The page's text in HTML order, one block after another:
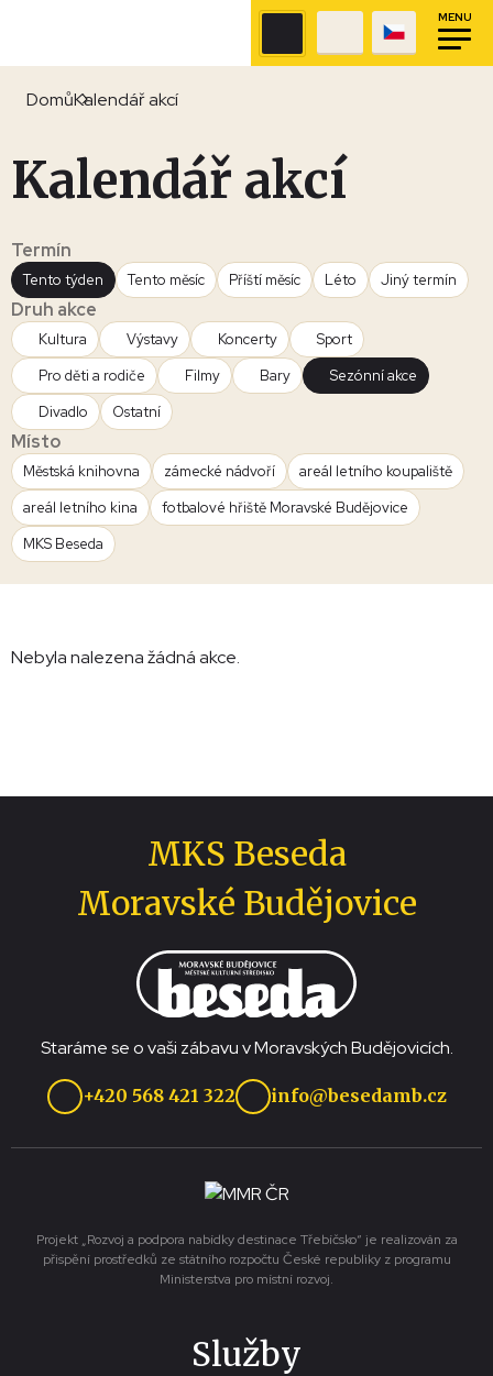
MENU
DomůKalendář akcí
Kalendář akcí
Termín
Tento týden Tento měsíc Příští měsíc Léto Jiný termín
Druh akce
Kultura Výstavy Koncerty
Sport
Pro děti a rodiče
Filmy Bary
Sezónní akce
Divadlo
Ostatní
Místo
Městská knihovna zámecké nádvoří
areál letního koupaliště
areál letního kina
fotbalové hřiště Moravské Budějovice
MKS Beseda
Nebyla nalezena žádná akce.
MKS Beseda
Moravské Budějovice
Staráme se o vaši zábavu v Moravských Budějovicích.
+420 568 421 322 info@besedamb.cz
Projekt „Rozvoj a podpora nabídky destinace Třebíčsko“ je realizován za
přispění prostředků ze státního rozpočtu České republiky z programu
Ministerstva pro místní rozvoj.
Služby